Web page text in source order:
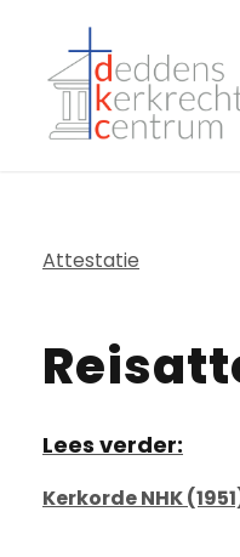
Attestatie
Lees verder:
Kerkorde NHK